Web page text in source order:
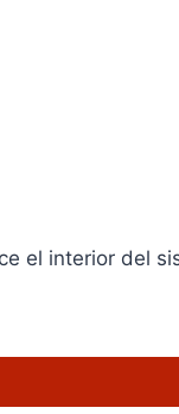
el interior del